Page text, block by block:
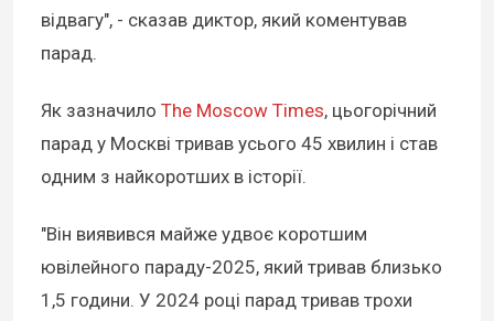
відвагу", - сказав диктор, який коментував
парад.
Як зазначило The Moscow Times, цьогорічний
парад у Москві тривав усього 45 хвилин і став
одним з найкоротших в історії.
"Він виявився майже удвоє коротшим
ювілейного параду-2025, який тривав близько
1,5 години. У 2024 році парад тривав трохи